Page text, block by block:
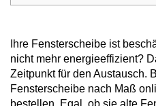
Englische Schiebefenster
Klappfenster
Hebeschiebetüren Holz-Alu
Pivottüren
Rollläden
Raffstoren
Fensterscheiben
THEMEN
Erklärvideos
Ihre Fensterscheibe ist
nicht mehr energieeffizient?
Zeitpunkt für den Austausch.
Fensterscheibe nach Maß